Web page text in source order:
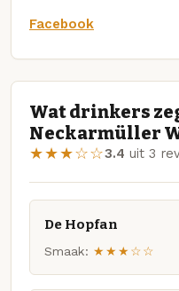
Facebook
Wat drinkers
Neckarmüller
★★★☆☆3.4 uit 3
De Hopfan
Smaak: ★★★☆☆